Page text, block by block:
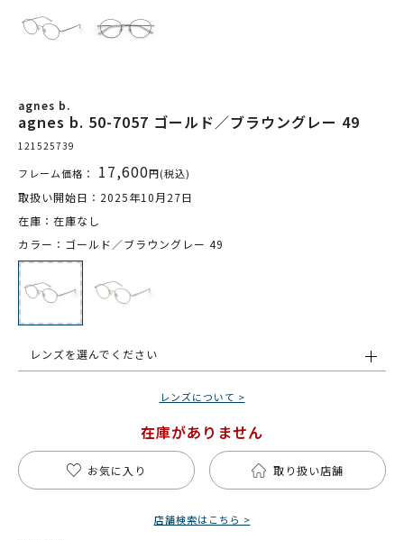
agnes b.
agnes b. 50-7057 ゴールド／ブラウングレー 49
121525739
フレーム価格： 17,600円(税込)
取扱い開始日：2025年10月27日
在庫：在庫なし
カラー：ゴールド／ブラウングレー 49
レンズを選んでください
レンズについて >
在庫がありません
お気に入り 取り扱い店舗
店舗検索はこちら >